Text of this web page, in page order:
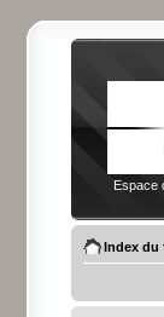
Espace
Index du